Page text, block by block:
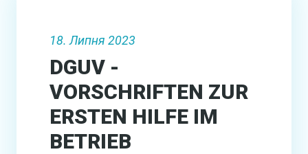
18. Липня 2023
DGUV -
VORSCHRIFTEN ZUR
ERSTEN HILFE IM
BETRIEB